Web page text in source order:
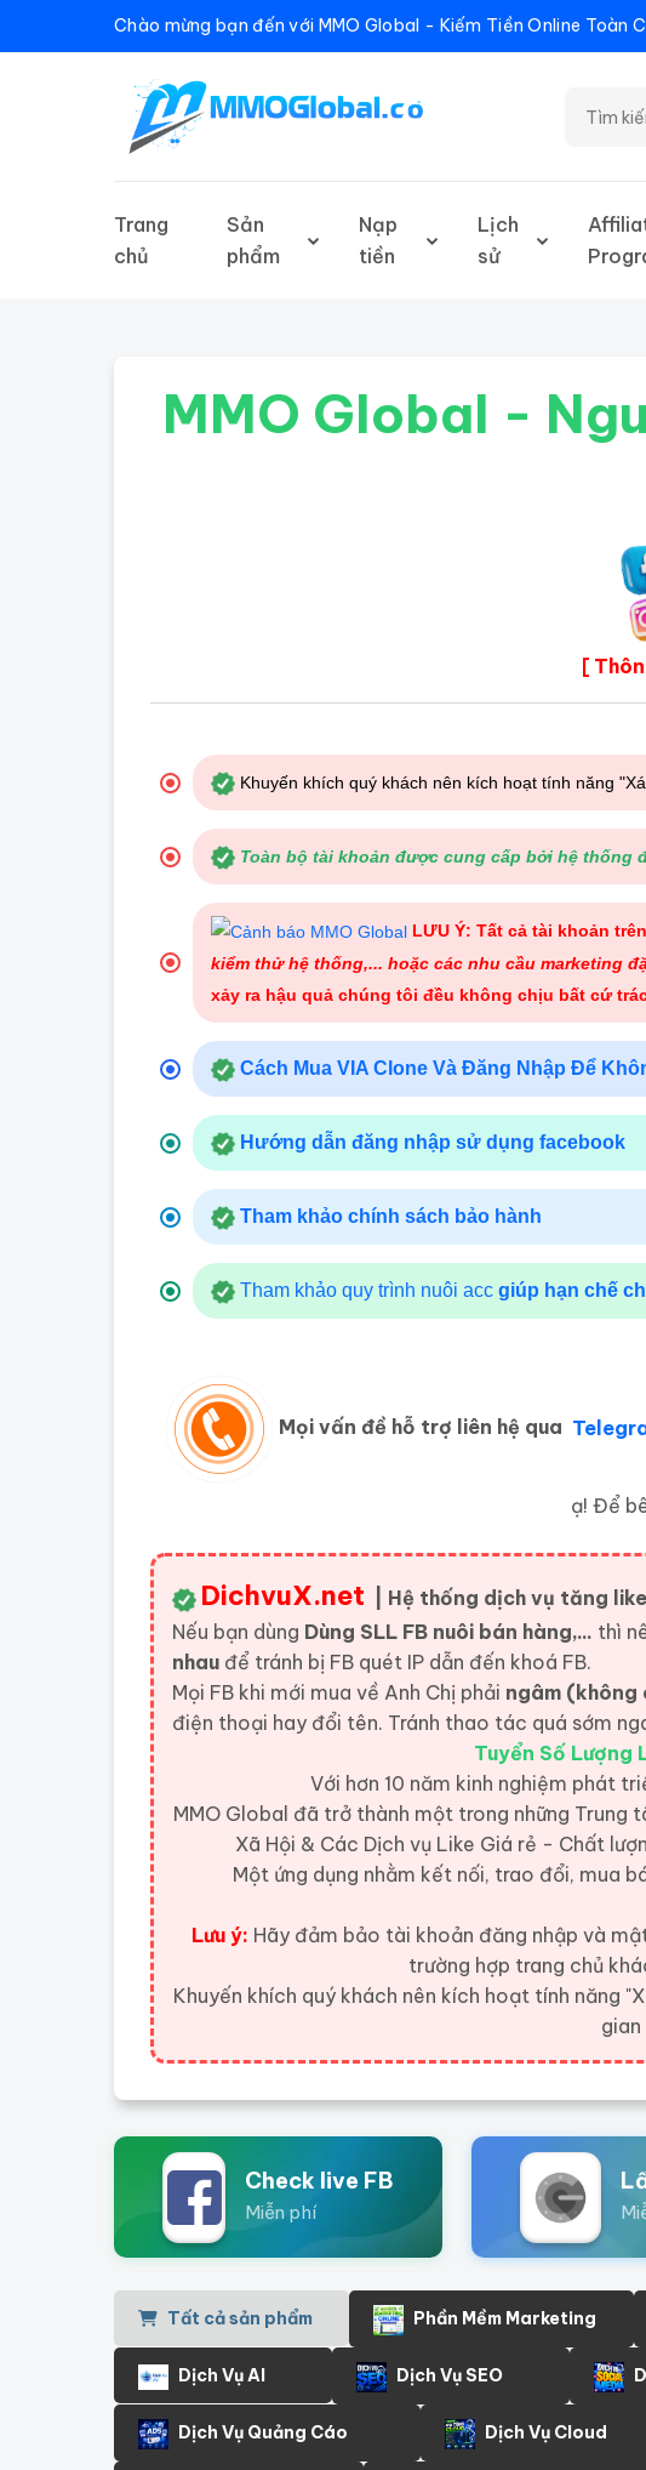
Chào mừng bạn đến với MMO Global - Kiếm Tiền Online Toàn
Trang
chủ
Sản
phẩm
Nạp
tiền
Lịch
sử
MMO Global -
[
Khuyến khích quý khách nên kích hoạt tính năng
Toàn bộ tài khoản được cung cấp bởi hệ thống
LƯU Ý: Tất cả tài khoản
kiểm thử hệ thống,... hoặc các nhu cầu marketing
xảy ra hậu quả chúng tôi đều không chịu bất cứ
Cách Mua VIA Clone Và Đăng Nhập Để
Hướng dẫn đăng nhập sử dụng facebook
Tham khảo chính sách bảo hành
Tham khảo quy trình nuôi acc giúp hạn chế
Mọi vấn đề hỗ trợ liên hệ qua
ạ! Để
DichvuX.net | Hệ thống dịch vụ tăng
Nếu bạn dùng Dùng SLL FB nuôi bán hàng,... thì
nhau để tránh bị FB quét IP dẫn đến khoá FB.
Mọi FB khi mới mua về Anh Chị phải ngâm (không
điện thoại hay đổi tên. Tránh thao tác quá sớm
Tuyển Số Lượng
Với hơn 10 năm kinh nghiệm phát
MMO Global đã trở thành một trong những Trung
Xã Hội & Các Dịch vụ Like Giá rẻ - Chất
Một ứng dụng nhằm kết nối, trao đổi, mua
Lưu ý: Hãy đảm bảo tài khoản đăng nhập và
trường hợp trang chủ
Khuyến khích quý khách nên kích hoạt tính năng
Check live FB
Miễn phí
Tất cả sản phẩm Phần Mềm Marketing
Dịch Vụ AI Dịch Vụ SEO
Dịch Vụ Quảng Cáo Dịch Vụ Cloud